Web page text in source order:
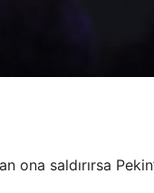
ona saldırırsa